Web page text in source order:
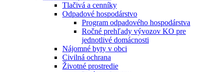
Tlačivá a cenníky
Odpadové hospodárstvo
Program odpadového hospodárstva
Ročné prehľady vývozov KO pre
jednotlivé domácnosti
Nájomné byty v obci
Civilná ochrana
Životné prostredie